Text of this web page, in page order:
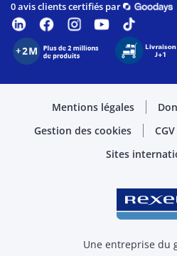
0 avis clients certifiés par
Mentions légales
Gestion des cookies
CGV
Sites
Une entreprise du